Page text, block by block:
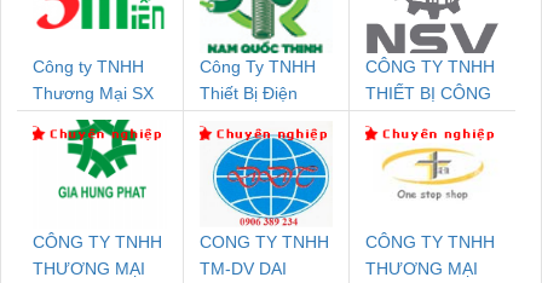
Công ty TNHH
Thương Mại SX
Ba Miền
Công Ty TNHH
Thiết Bị Điện
CÔNG TY TNHH
THIẾT BỊ CÔNG
SETSUBI VIỆT
NAM
CÔNG TY TNHH
THƯƠNG MẠI
CONG TY TNHH
TM-DV DAI
CÔNG TY TNHH
THƯƠNG MẠI